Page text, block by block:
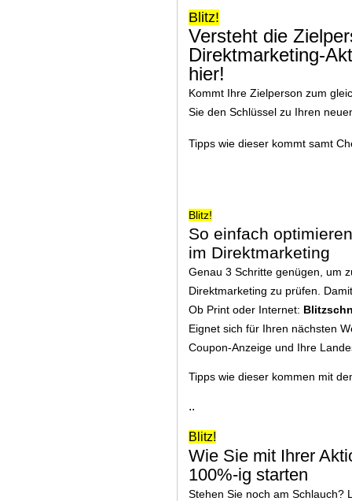
Blitz!
Versteht die
Direktmarketing-
hier!
Kommt Ihre Zielperson zum
Sie den Schlüssel zu Ihren
Tipps wie dieser kommt samt
Blitz!
So einfach
im Direktmarketing
Genau 3 Schritte genügen, um
Direktmarketing zu prüfen.
Ob Print oder Internet:
Eignet sich für Ihren nächsten
Coupon-Anzeige und Ihre
Tipps wie dieser kommen mit
..
Blitz!
Wie Sie mit Ihrer
100%-ig starten
Stehen Sie noch am Schlauch?